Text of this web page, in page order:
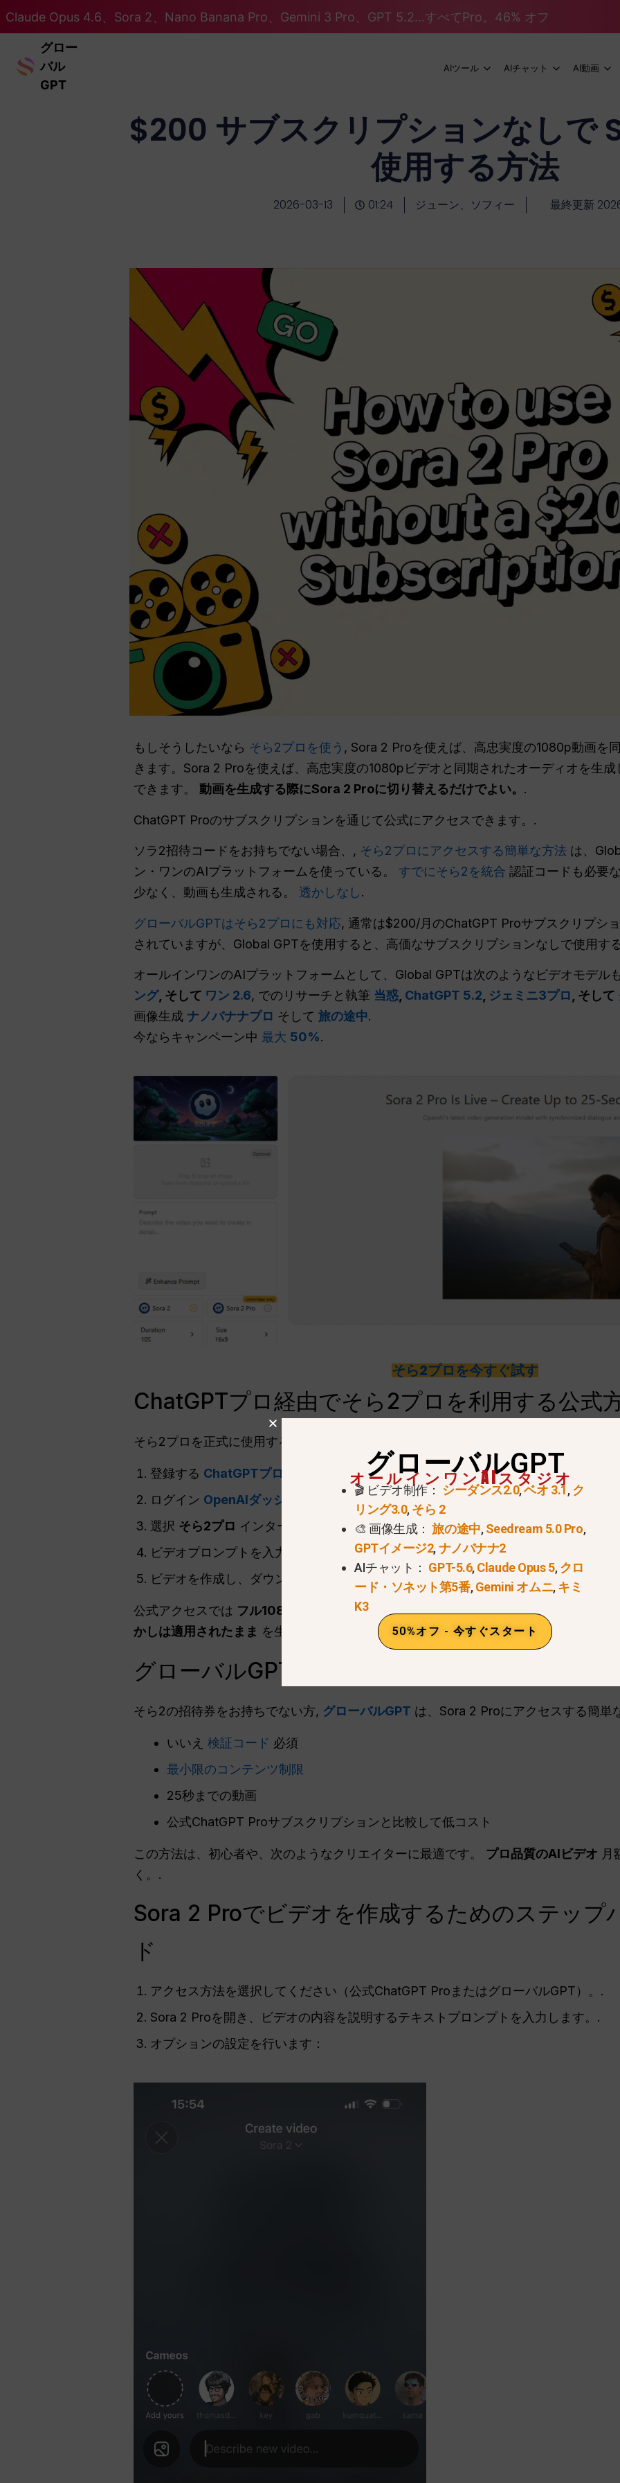
Claude Opus 4.6、Sora 2、Nano Banana Pro、Gemini 3 Pro、GPT 5.2...すべてPro。46% オフ
グロー
バル
GPT
AIツール AIチャット AI動画
$200 サブスクリプションなしで
使用する方法
2026-03-13 01:24 ジューン、ソフィー 最終更新
もしそうしたいなら そら2プロを使う , Sora 2 Proを使えば、高忠実度の1080p動画を
きます。Sora 2 Proを使えば、高忠実度の1080pビデオと同期されたオーディオを生
できます。 動画を生成する際にSora 2 Proに切り替えるだけでよい。 .
ChatGPT Proのサブスクリプションを通じて公式にアクセスできます。.
ソラ2招待コードをお持ちでない場合、, そら2プロにアクセスする簡単な方法 は、
ン・ワンのAIプラットフォームを使っている。 すでにそら2を統合 認証コードも必要
少なく、動画も生成される。 透かしなし.
グローバルGPTはそら2プロにも対応, 通常は$200/月のChatGPT Proサブスクリプシ
されていますが、Global GPTを使用すると、高価なサブスクリプションなしで使用す
オールインワンのAIプラットフォームとして、Global GPTは次のようなビデオモデル
ング, そして ワン 2.6, でのリサーチと執筆 当惑 ChatGPT 5.2 ジェミニ3プロ , そして
画像生成 ナノバナナプロ そして 旅の途中.
今ならキャンペーン中 最大 50%.
そら2プロを今すぐ試す
ChatGPTプロ経由でそら2プロを利用する公式
そら2プロを正式に使用するには、以下の手順に従ってください：
登録する ChatGPTプロ
追加アドオンは必要ありません。.
ログイン OpenAIダッシュボード
選択 そら2プロ インターフェイスから。.
ビデオプロンプトを入力し、長さ、シーンの詳細、タイムラインアクションなどの
ビデオを作成し、ダウンロードする。.
公式アクセスでは フル1080p解像度、シンクロナイズド・オーディオ, そして、最高
かしは適用されたまま を生成した。.
グローバルGPTによる非公式な方法
そら2の招待券をお持ちでない方, グローバルGPT は、Sora 2 Proにアクセスする簡単
いいえ 検証コード 必須
最小限のコンテンツ制限
25秒までの動画
公式ChatGPT Proサブスクリプションと比較して低コスト
この方法は、初心者や、次のようなクリエイターに最適です。 プロ品質のAIビデオ 月
く。.
Sora 2 Proでビデオを作成するためのステップ
ド
アクセス方法を選択してください（公式ChatGPT ProまたはグローバルGPT）。.
Sora 2 Proを開き、ビデオの内容を説明するテキストプロンプトを入力します。.
オプションの設定を行います：
グローバルGPT
オールインワンAIスタジオ
🎬 ビデオ制作： シーダンス2.0,ベオ 3.1,ク
リング3.0,そら 2
🎨 画像生成：旅の途中,Seedream 5.0 Pro,
GPTイメージ2,ナノバナナ2
AIチャット： GPT-5.6,Claude Opus 5,クロ
ード・ソネット第5番,Gemini オムニ,キミ
K3
50%オフ - 今すぐスタート